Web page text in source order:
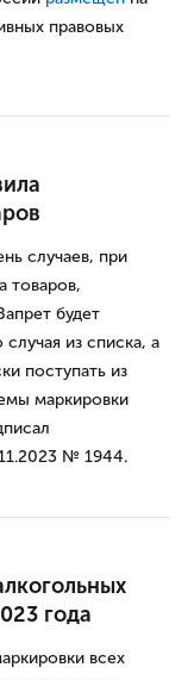
правовых
случаев, при
товаров,
будет
из списка, а
поступать из
маркировки
№ 1944.
года
всех